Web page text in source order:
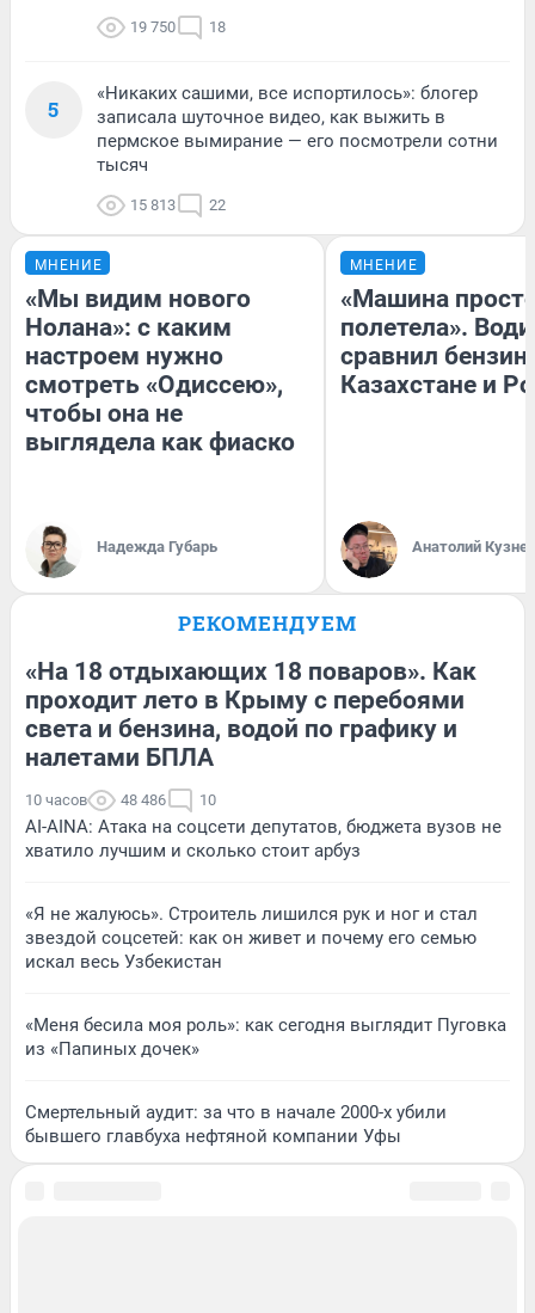
19 750 18
5
«Никаких сашими, все испортилось»: блогер
записала шуточное видео, как выжить в
пермское вымирание — его посмотрели сотни
тысяч
15 813 22
МНЕНИЕ
«Мы видим нового
Нолана»: с каким
настроем нужно
смотреть «Одиссею»,
чтобы она не
выглядела как фиаско
Надежда Губарь
МНЕНИЕ
«Машина
полетела».
сравнил бензин
Казахстане и
Анатолий
РЕКОМЕНДУЕМ
«На 18 отдыхающих 18 поваров». Как
проходит лето в Крыму с перебоями
света и бензина, водой по графику и
налетами БПЛА
10 часов 48 486 10
AI-AINA: Атака на соцсети депутатов, бюджета вузов не
хватило лучшим и сколько стоит арбуз
«Я не жалуюсь». Строитель лишился рук и ног и стал
звездой соцсетей: как он живет и почему его семью
искал весь Узбекистан
«Меня бесила моя роль»: как сегодня выглядит Пуговка
из «Папиных дочек»
Смертельный аудит: за что в начале 2000-х убили
бывшего главбуха нефтяной компании Уфы